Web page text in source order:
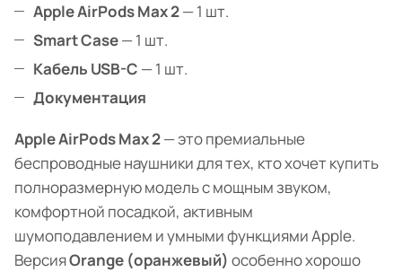
Apple AirPods Max 2— 1 шт.
Smart Case— 1 шт.
Кабель USB-C — 1 шт.
Документация
Apple AirPods Max 2— это премиальные
беспроводные наушники для тех, кто хочет купить
полноразмерную модель с мощным звуком,
комфортной посадкой, активным
шумоподавлением и умными функциями Apple.
ВерсияOrange (оранжевый) особенно хорошо